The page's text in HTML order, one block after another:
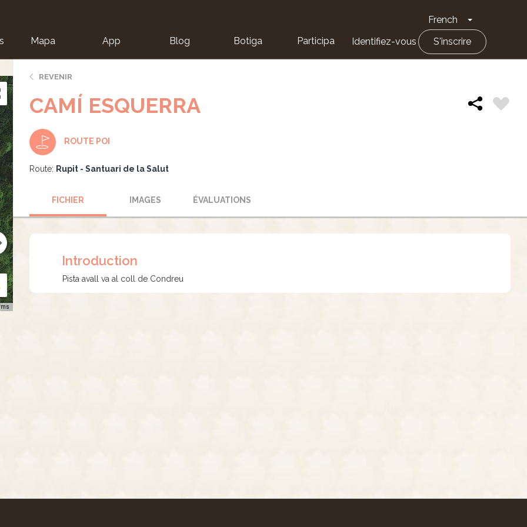
French Toggle
Mapa App Blog Botiga Participa Identifiez-vous S'inscrire
REVENIR
CAMÍ ESQUERRA
ROUTE POI
Route: Rupit - Santuari de la Salut
FICHIER IMAGES ÉVALUATIONS
Introduction
Pista avall va al coll de Condreu